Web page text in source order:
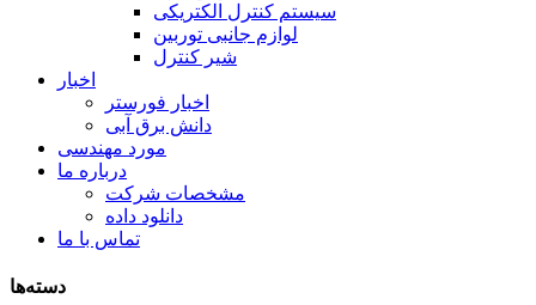
سیستم کنترل الکتریکی
لوازم جانبی توربین
شیر کنترل
اخبار
اخبار فورستر
دانش برق آبی
مورد مهندسی
درباره ما
مشخصات شرکت
دانلود داده
تماس با ما
دسته‌ها